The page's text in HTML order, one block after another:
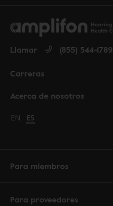
Acerca de nosotros
Carreras
Llamar (855) 544-1789
Change language to English
EN Cambiar idioma a español
ES
Para miembros
Para proveedores